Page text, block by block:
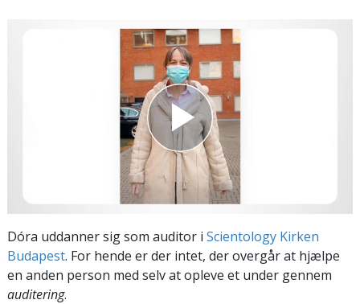
Dóra uddanner sig som auditor i Scientology Kirken
Budapest. For hende er der intet, der overgår at hjælpe
en anden person med selv at opleve et under gennem
auditering.